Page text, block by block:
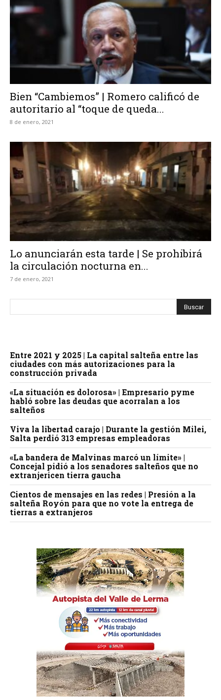
Bien “Cambiemos” | Romero calificó de
autoritario al “toque de queda...
8 de enero, 2021
Lo anunciarán esta tarde | Se prohibirá
la circulación nocturna en...
7 de enero, 2021
Entre 2021 y 2025 | La capital salteña entre las
ciudades con más autorizaciones para la
construcción privada
«La situación es dolorosa» | Empresario pyme
habló sobre las deudas que acorralan a los
salteños
Viva la libertad carajo | Durante la gestión Milei,
Salta perdió 313 empresas empleadoras
«La bandera de Malvinas marcó un límite» |
Concejal pidió a los senadores salteños que no
extranjericen tierra gaucha
Cientos de mensajes en las redes | Presión a la
salteña Royón para que no vote la entrega de
tierras a extranjeros